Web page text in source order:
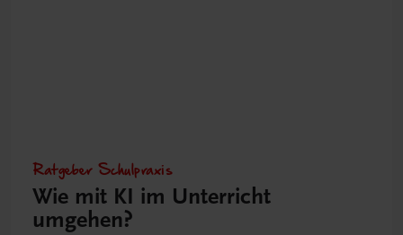
Ratgeber Schulpraxis
Wie mit KI im Unterricht
umgehen?